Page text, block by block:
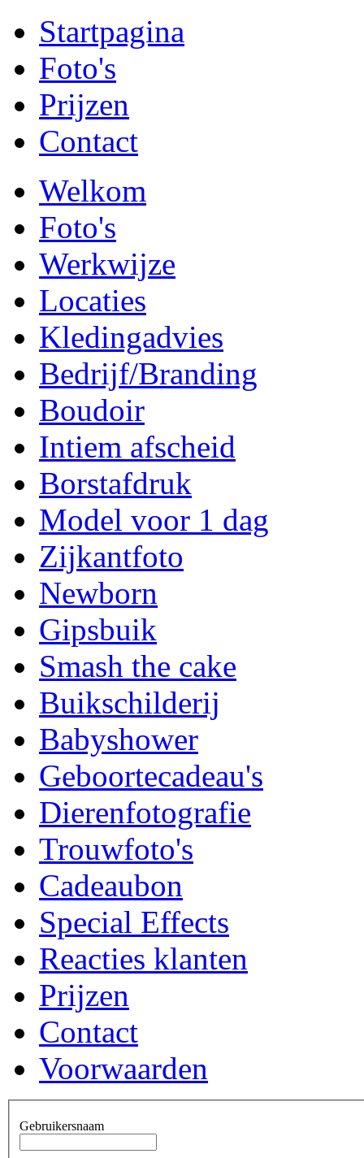
Startpagina
Foto's
Prijzen
Contact
Welkom
Foto's
Werkwijze
Locaties
Kledingadvies
Bedrijf/Branding
Boudoir
Intiem afscheid
Borstafdruk
Model voor 1 dag
Zijkantfoto
Newborn
Gipsbuik
Smash the cake
Buikschilderij
Babyshower
Geboortecadeau's
Dierenfotografie
Trouwfoto's
Cadeaubon
Special Effects
Reacties klanten
Prijzen
Contact
Voorwaarden
Gebruikersnaam